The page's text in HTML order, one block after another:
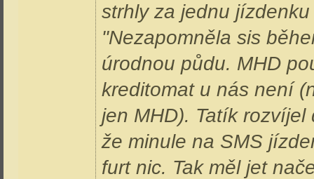
strhly za jednu
"Nezapomněla sis
úrodnou půdu. MHD
kreditomat u nás není
jen MHD). Tatík
že minule na SMS
furt nic. Tak měl jet